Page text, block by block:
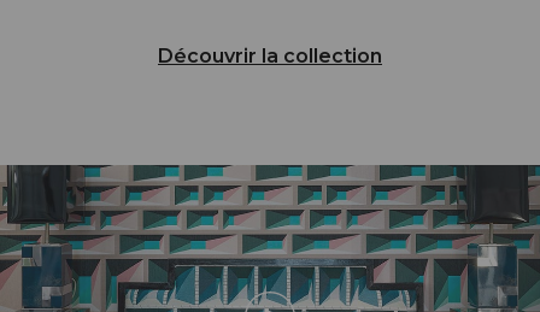
Découvrir la collection